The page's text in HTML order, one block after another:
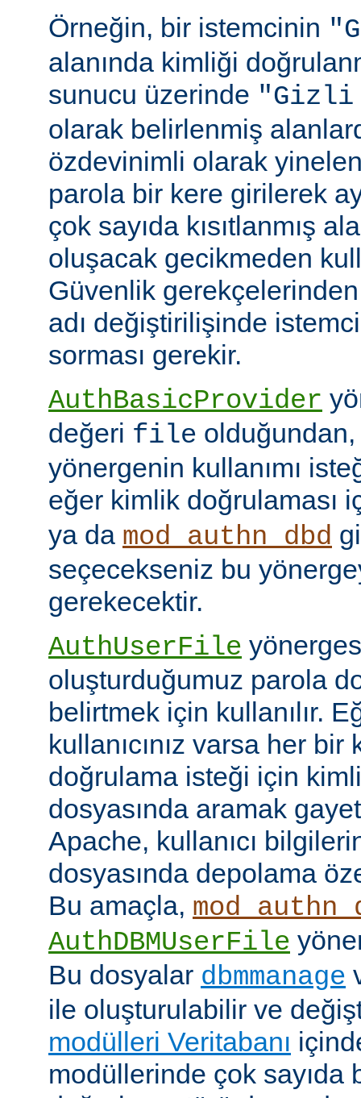
Örneğin, bir istemcinin
alanında kimliği
sunucu üzerinde "Gizli
olarak belirlenmiş
özdevinimli olarak
parola bir kere girilerek
çok sayıda kısıtlanmış
oluşacak gecikmeden
Güvenlik
adı değiştirilişinde
sorması gerekir.
AuthBasicProvider
değeri file
yönergenin kullanımı
eğer kimlik doğrulaması
ya da mod_authn_dbd
seçecekseniz bu
gerekecektir.
AuthUserFile
oluşturduğumuz parola
belirtmek için kullanılır.
kullanıcınız varsa her bir
doğrulama isteği için
dosyasında aramak
Apache, kullanıcı
dosyasında depolama
Bu amaçla,
AuthDBMUserFile
Bu dosyalar dbmmanage
ile oluşturulabilir ve
modülleri Veritabanı
modüllerinde çok sayıda